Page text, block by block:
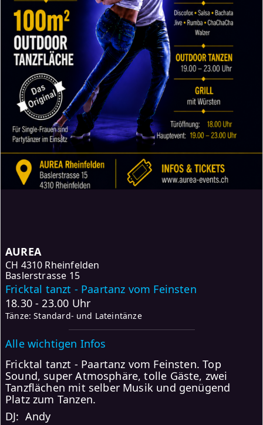
AUREA
CH 4310 Rheinfelden
Baslerstrasse 15
Fricktal tanzt - Paartanz vom Feinsten
18.30 - 23.00 Uhr
Tänze: Standard- und Lateintänze
Alle wichtigen Infos
Fricktal tanzt - Paartanz vom Feinsten. Top
Sound, super Atmosphäre, tolle Gäste, zwei
Tanzflächen mit selber Musik und genügend
Platz zum Tanzen.
DJ: Andy